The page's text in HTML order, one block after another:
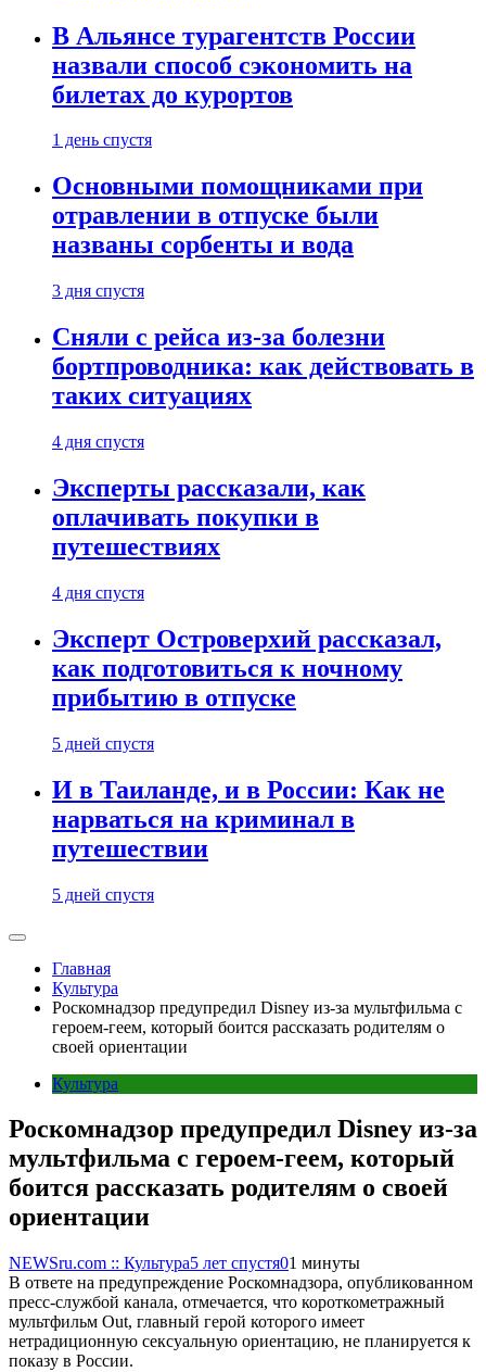
В Альянсе турагентств России
назвали способ сэкономить на
билетах до курортов
1 день спустя
Основными помощниками при
отравлении в отпуске были
названы сорбенты и вода
3 дня спустя
Сняли с рейса из-за болезни
бортпроводника: как действовать в
таких ситуациях
4 дня спустя
Эксперты рассказали, как
оплачивать покупки в
путешествиях
4 дня спустя
Эксперт Островерхий рассказал,
как подготовиться к ночному
прибытию в отпуске
5 дней спустя
И в Таиланде, и в России: Как не
нарваться на криминал в
путешествии
5 дней спустя
Главная
Культура
Роскомнадзор предупредил Disney из-за мультфильма c
героем-геем, который боится рассказать родителям о
своей ориентации
Культура
Роскомнадзор предупредил Disney из-за
мультфильма c героем-геем, который
боится рассказать родителям о своей
ориентации
NEWSru.com :: Культура5 лет спустя01 минуты
В ответе на предупреждение Роскомнадзора, опубликованном
пресс-службой канала, отмечается, что короткометражный
мультфильм Out, главный герой которого имеет
нетрадиционную сексуальную ориентацию, не планируется к
показу в России.